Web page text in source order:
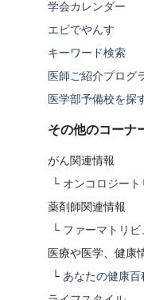
学会カレンダー
エビでやんす
キーワード検索
医師ご紹介プログ
医学部予備校を探
その他のコーナ
がん関連情報
└ オンコロジート
薬剤師関連情報
└ ファーマトリビ
医療や医学、健康
└ あなたの健康百